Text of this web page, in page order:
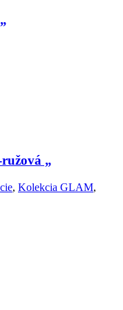
„
, Kolekcia GLAM,